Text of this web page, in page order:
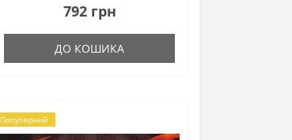
792 грн
ДО КОШИКА
Популярний